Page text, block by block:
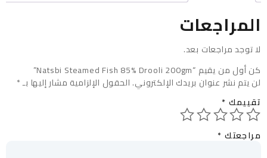
المراجعات
لا توجد مراجعات بعد.
كن أول من يقيم “Natsbi Steamed Fish 85% Drooli 200gm”
لن يتم نشر عنوان بريدك الإلكتروني. الحقول الإلزامية مشار إليها بـ*
تقييمك *
مراجعتك *